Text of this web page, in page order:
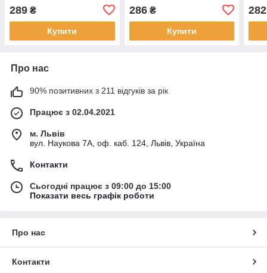
289 ₴
Купити
286₴
Купити
282
Про нас
90% позитивних з 211 відгуків за рік
Працює з 02.04.2021
м. Львів
вул. Наукова 7А, оф. каб. 124, Львів, Україна
Контакти
Сьогодні працює з 09:00 до 15:00
Показати весь графік роботи
Про нас
Контакти